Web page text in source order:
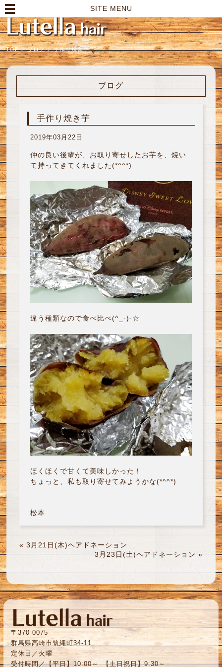
SITE MENU
TOP > ブログ > 手作り焼き芋
ブログ
手作り焼き芋
2019年03月22日
仲の良い後輩が、お取り寄せしたお芋を、焼い
て持ってきてくれました(*^^*)
違う種類なので食べ比べ(^_-)-☆
ほくほくで甘くて美味しかった！
ちょっと、私も取り寄せてみようかな(*^^*)
松本
« 3月21日(木)ヘアドネーション
3月23日(土)ヘアドネーション »
〒370-0075
群馬県高崎市筑縄町34-11
定休日／火曜
受付時間／【平日】10:00～ 【土日祝日】9:30～